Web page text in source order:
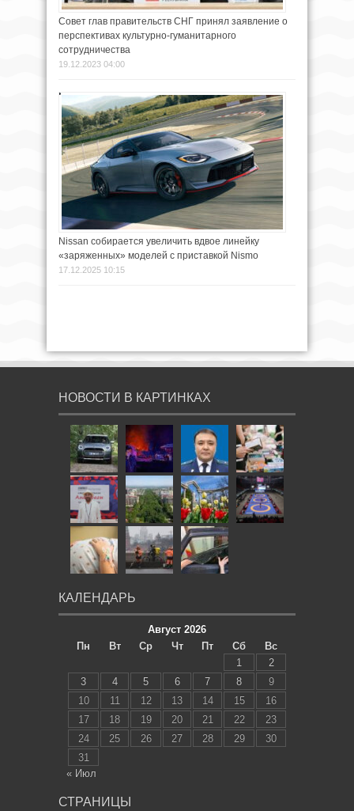
Совет глав правительств СНГ принял заявление о
перспективах культурно-гуманитарного
сотрудничества
19.12.2023 04:00
Nissan собирается увеличить вдвое линейку
«заряженных» моделей с приставкой Nismo
17.12.2025 10:15
НОВОСТИ В КАРТИНКАХ
КАЛЕНДАРЬ
Август 2026
Пн
Вт Ср Чт Пт Сб
Вс
1
2
3
4 5 6 7 8
9
10
11 12 13 14 15
16
17
18 19 20 21 22
23
24
25 26 27 28 29
30
31
« Июл
СТРАНИЦЫ